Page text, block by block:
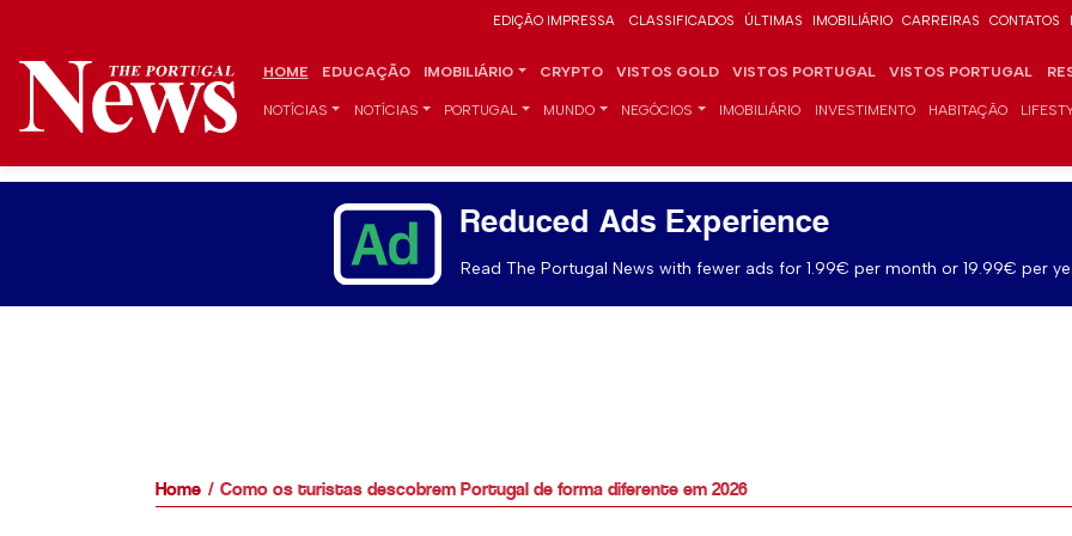
EDIÇÃO IMPRESSA CLASSIFICADOS ÚLTIMAS IMOBILIÁRIO CARREIRAS CONTATOS
HOME EDUCAÇÃO IMOBILIÁRIO CRYPTO VISTOS GOLD VISTOS PORTUGAL VISTOS PORTUGAL
NOTÍCIAS NOTÍCIAS PORTUGAL MUNDO NEGÓCIOS IMOBILIÁRIO INVESTIMENTO HABITAÇÃO
Reduced Ads Experience
Read The Portugal News with fewer ads for 1.99€ per month or 19.99€ per
Home Como os turistas descobrem Portugal de forma diferente em 2026